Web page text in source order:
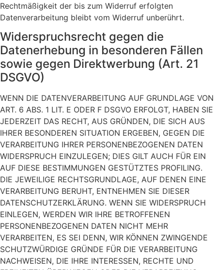
Rechtmäßigkeit der bis zum Widerruf erfolgten
Datenverarbeitung bleibt vom Widerruf unberührt.
Widerspruchsrecht gegen die
Datenerhebung in besonderen Fällen
sowie gegen Direktwerbung (Art. 21
DSGVO)
WENN DIE DATENVERARBEITUNG AUF GRUNDLAGE VON
ART. 6 ABS. 1 LIT. E ODER F DSGVO ERFOLGT, HABEN SIE
JEDERZEIT DAS RECHT, AUS GRÜNDEN, DIE SICH AUS
IHRER BESONDEREN SITUATION ERGEBEN, GEGEN DIE
VERARBEITUNG IHRER PERSONENBEZOGENEN DATEN
WIDERSPRUCH EINZULEGEN; DIES GILT AUCH FÜR EIN
AUF DIESE BESTIMMUNGEN GESTÜTZTES PROFILING.
DIE JEWEILIGE RECHTSGRUNDLAGE, AUF DENEN EINE
VERARBEITUNG BERUHT, ENTNEHMEN SIE DIESER
DATENSCHUTZERKLÄRUNG. WENN SIE WIDERSPRUCH
EINLEGEN, WERDEN WIR IHRE BETROFFENEN
PERSONENBEZOGENEN DATEN NICHT MEHR
VERARBEITEN, ES SEI DENN, WIR KÖNNEN ZWINGENDE
SCHUTZWÜRDIGE GRÜNDE FÜR DIE VERARBEITUNG
NACHWEISEN, DIE IHRE INTERESSEN, RECHTE UND